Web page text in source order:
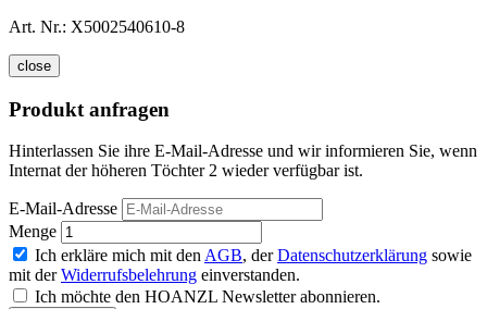
Art. Nr.: X5002540610-8
close
Produkt anfragen
Hinterlassen Sie ihre E-Mail-Adresse und wir informieren Sie, wenn
Internat der höheren Töchter 2 wieder verfügbar ist.
E-Mail-Adresse
Menge
Ich erkläre mich mit den AGB, derDatenschutzerklärung sowie
mit derWiderrufsbelehrung einverstanden.
Ich möchte den HOANZL Newsletter abonnieren.